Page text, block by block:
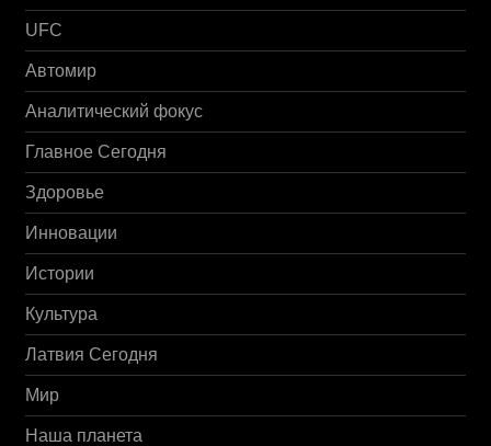
UFC
Автомир
Аналитический фокус
Главное Сегодня
Здоровье
Инновации
Истории
Культура
Латвия Сегодня
Мир
Наша планета